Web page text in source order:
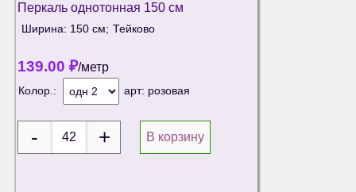
Перкаль однотонная 150 см
Ширина: 150 см; Тейково
139.00 ₽/метр
Колор.: арт: розовая
В корзину